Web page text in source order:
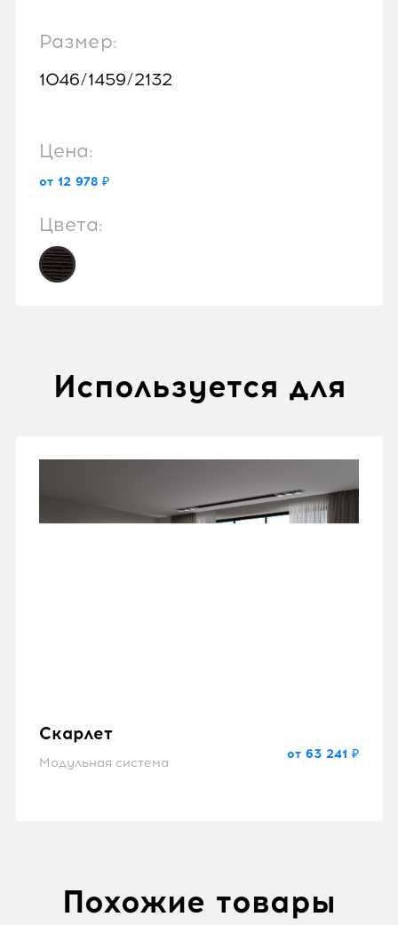
Размер:
1046/1459/2132
Цена:
от 12 978 ₽
Цвета:
Используется для
Скарлет
Модульная система
от 63 241 ₽
Похожие товары